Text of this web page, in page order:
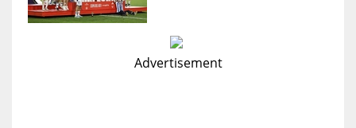
Advertisement